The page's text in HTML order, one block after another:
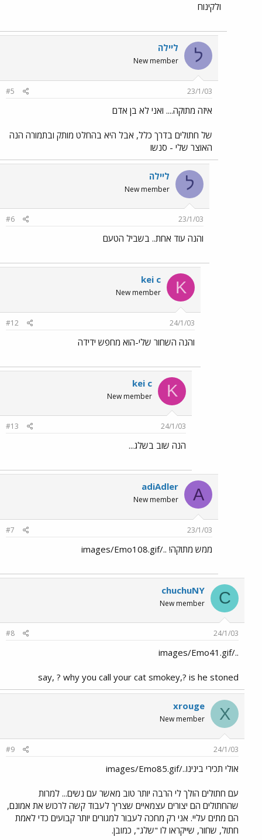
ולקינוח
ל ליילה
New member
23/1/03
#5
איזה מתוקה.... ואני לא בן אדם
של חתולים בדרך כלל, אבל היא בהחלט מותק ובתמורה הנה
האוצר שלי - סנשו
ל ליילה
New member
23/1/03
#6
והנה עוד אחת.. בשביל הטעם
K
kei c
New member
24/1/03
#12
והנה השחור שלי-הוא מחפש ידידה
K
kei c
New member
24/1/03
#13
הנה שוב בשלג...
A
adiAdler
New member
23/1/03
#7
ממש מתוקה! ../images/Emo108.gif
C
chuchuNY
New member
24/1/03
#8
../images/Emo41.gif
say, ? why you call your cat smokey,? is he stoned
X
xrouge
New member
24/1/03
#9
אולי תכירי בינינו../images/Emo85.gif
עם חתולים הולך לי הרבה יותר טוב מאשר עם נשים... למרות
שהחתולים הם יצורים עצמאיים שצריך לעבוד קשה לרכוש את אמונם,
הם מתים עליי. אני רק מחכה לעבור למגורים יותר קבועים כדי לאמת
חתול, שחור, שייקראו לו "שלג", כמובן.